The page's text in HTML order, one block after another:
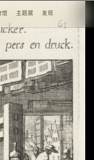
馆 主题展 发现